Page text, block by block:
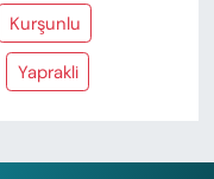
Kurşunlu
Yaprakli